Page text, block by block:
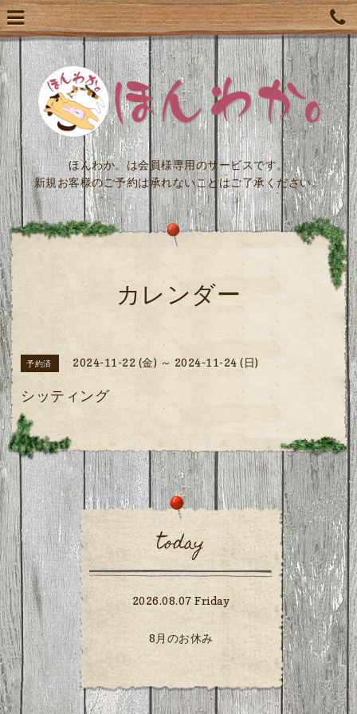
ほんわか。は会員様専用のサービスです。
新規お客様のご予約は承れないことはご了承ください。
カレンダー
予約済 2024-11-22 (金) ～ 2024-11-24 (日)
シッティング
today
2026.08.07 Friday
8月のお休み